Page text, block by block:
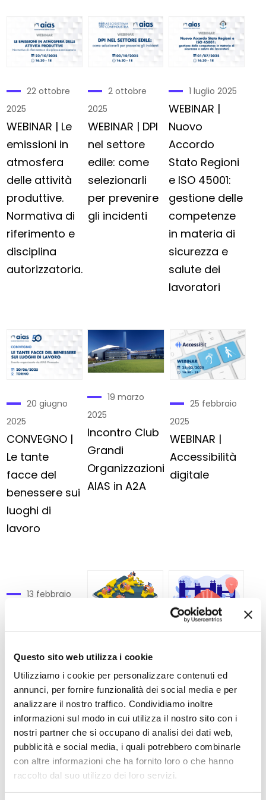
Questo sito web utilizza i cookie
Utilizziamo i cookie per personalizzare contenuti ed
annunci, per fornire funzionalità dei social media e per
analizzare il nostro traffico. Condividiamo inoltre
informazioni sul modo in cui utilizza il nostro sito con i
nostri partner che si occupano di analisi dei dati web,
pubblicità e social media, i quali potrebbero combinarle
con altre informazioni che ha fornito loro o che hanno
raccolto dal suo utilizzo dei loro servizi.
22 ottobre
2025
WEBINAR | Le
emissioni in
atmosfera
delle attività
produttive.
Normativa di
riferimento e
disciplina
autorizzatoria.
2 ottobre
2025
WEBINAR | DPI
nel settore
edile: come
selezionarli
per prevenire
gli incidenti
1 luglio 2025
WEBINAR |
Nuovo
Accordo
Stato Regioni
e ISO 45001:
gestione delle
competenze
in materia di
sicurezza e
salute dei
lavoratori
20 giugno
2025
CONVEGNO |
Le tante
facce del
benessere sui
luoghi di
lavoro
19 marzo
2025
Incontro Club
Grandi
Organizzazioni
AIAS in A2A
25 febbraio
2025
WEBINAR |
Accessibilità
digitale
13 febbraio
INCENTIVI ISI
vantaggi
concreti per
le PMI
6 novembre
2024
Attività HSE
all'estero:
esperienze a
confronto
La simbiosi
industriale dei
residui di
produzione:
come
trasformare